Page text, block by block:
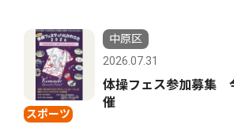
スポーツ
中原区
2026.07.31
体操フェス参加募集
催